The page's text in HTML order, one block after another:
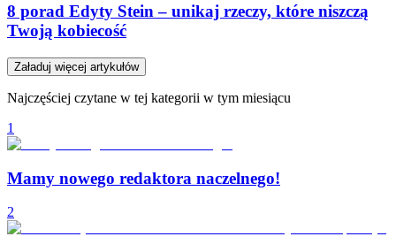
8 porad Edyty Stein – unikaj rzeczy, które niszczą
Twoją kobiecość
Załaduj więcej artykułów
Najczęściej czytane w tej kategorii w tym miesiącu
1
Mamy nowego redaktora naczelnego!
2